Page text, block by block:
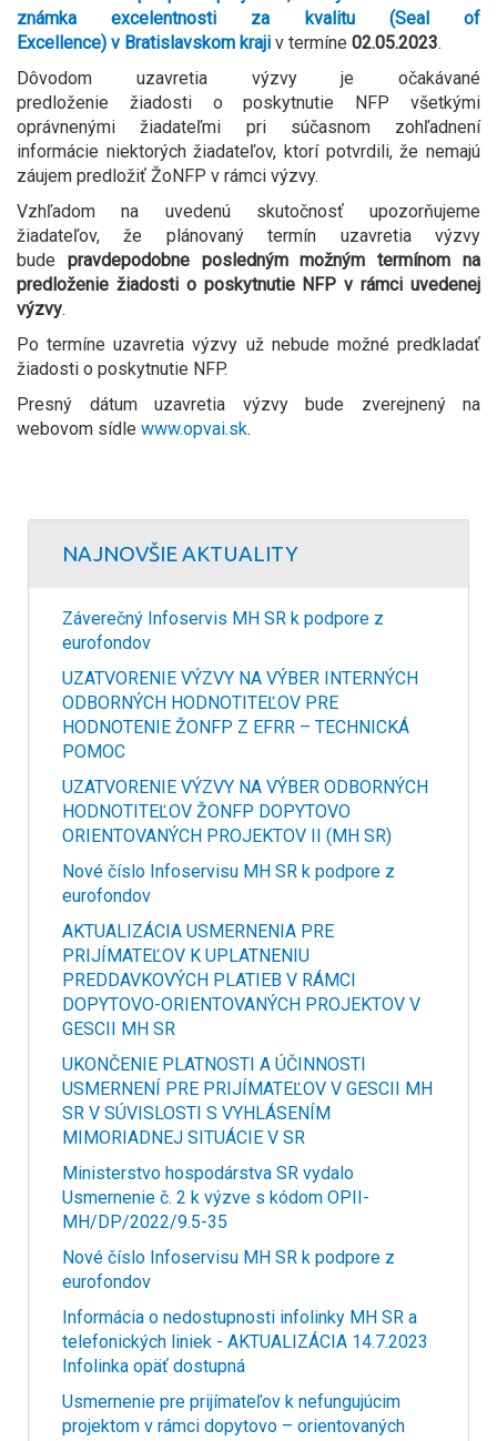
známka excelentnosti za kvalitu (Seal of
Excellence) v Bratislavskom kraji v termíne 02.05.2023.
Dôvodom uzavretia výzvy je očakávané
predloženie žiadosti o poskytnutie NFP všetkými
oprávnenými žiadateľmi pri súčasnom zohľadnení
informácie niektorých žiadateľov, ktorí potvrdili, že nemajú
záujem predložiť ŽoNFP v rámci výzvy.
Vzhľadom na uvedenú skutočnosť upozorňujeme
žiadateľov, že plánovaný termín uzavretia výzvy
bude pravdepodobne posledným možným termínom na
predloženie žiadosti o poskytnutie NFP v rámci uvedenej
výzvy.
Po termíne uzavretia výzvy už nebude možné predkladať
žiadosti o poskytnutie NFP.
Presný dátum uzavretia výzvy bude zverejnený na
webovom sídle www.opvai.sk.
NAJNOVŠIE AKTUALITY
Záverečný Infoservis MH SR k podpore z
eurofondov
UZATVORENIE VÝZVY NA VÝBER INTERNÝCH
ODBORNÝCH HODNOTITEĽOV PRE
HODNOTENIE ŽONFP Z EFRR – TECHNICKÁ
POMOC
UZATVORENIE VÝZVY NA VÝBER ODBORNÝCH
HODNOTITEĽOV ŽONFP DOPYTOVO
ORIENTOVANÝCH PROJEKTOV II (MH SR)
Nové číslo Infoservisu MH SR k podpore z
eurofondov
AKTUALIZÁCIA USMERNENIA PRE
PRIJÍMATEĽOV K UPLATNENIU
PREDDAVKOVÝCH PLATIEB V RÁMCI
DOPYTOVO-ORIENTOVANÝCH PROJEKTOV V
GESCII MH SR
UKONČENIE PLATNOSTI A ÚČINNOSTI
USMERNENÍ PRE PRIJÍMATEĽOV V GESCII MH
SR V SÚVISLOSTI S VYHLÁSENÍM
MIMORIADNEJ SITUÁCIE V SR
Ministerstvo hospodárstva SR vydalo
Usmernenie č. 2 k výzve s kódom OPII-
MH/DP/2022/9.5-35
Nové číslo Infoservisu MH SR k podpore z
eurofondov
Informácia o nedostupnosti infolinky MH SR a
telefonických liniek - AKTUALIZÁCIA 14.7.2023
Infolinka opäť dostupná
Usmernenie pre prijímateľov k nefungujúcim
projektom v rámci dopytovo – orientovaných